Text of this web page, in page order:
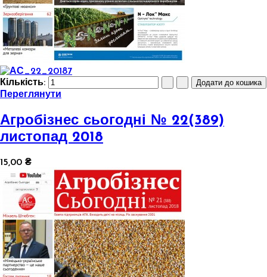
Кількість:
Переглянути
Агробізнес сьогодні № 22(389)
листопад 2018
15,00 ₴